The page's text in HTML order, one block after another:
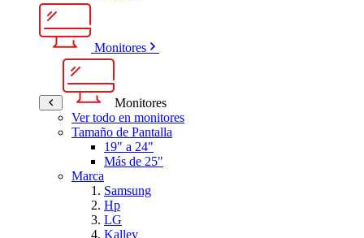
Monitores
Monitores
Ver todo en monitores
Tamaño de Pantalla
19" a 24"
Más de 25"
Marca
Samsung
Hp
LG
Kalley